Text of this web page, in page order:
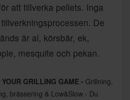
att tillverka pellets. Inga
De
är al, körsbär, ek,
mesquite och pekan.
GRILLING GAME - Grillning,
brässering & Low&Slow - Du